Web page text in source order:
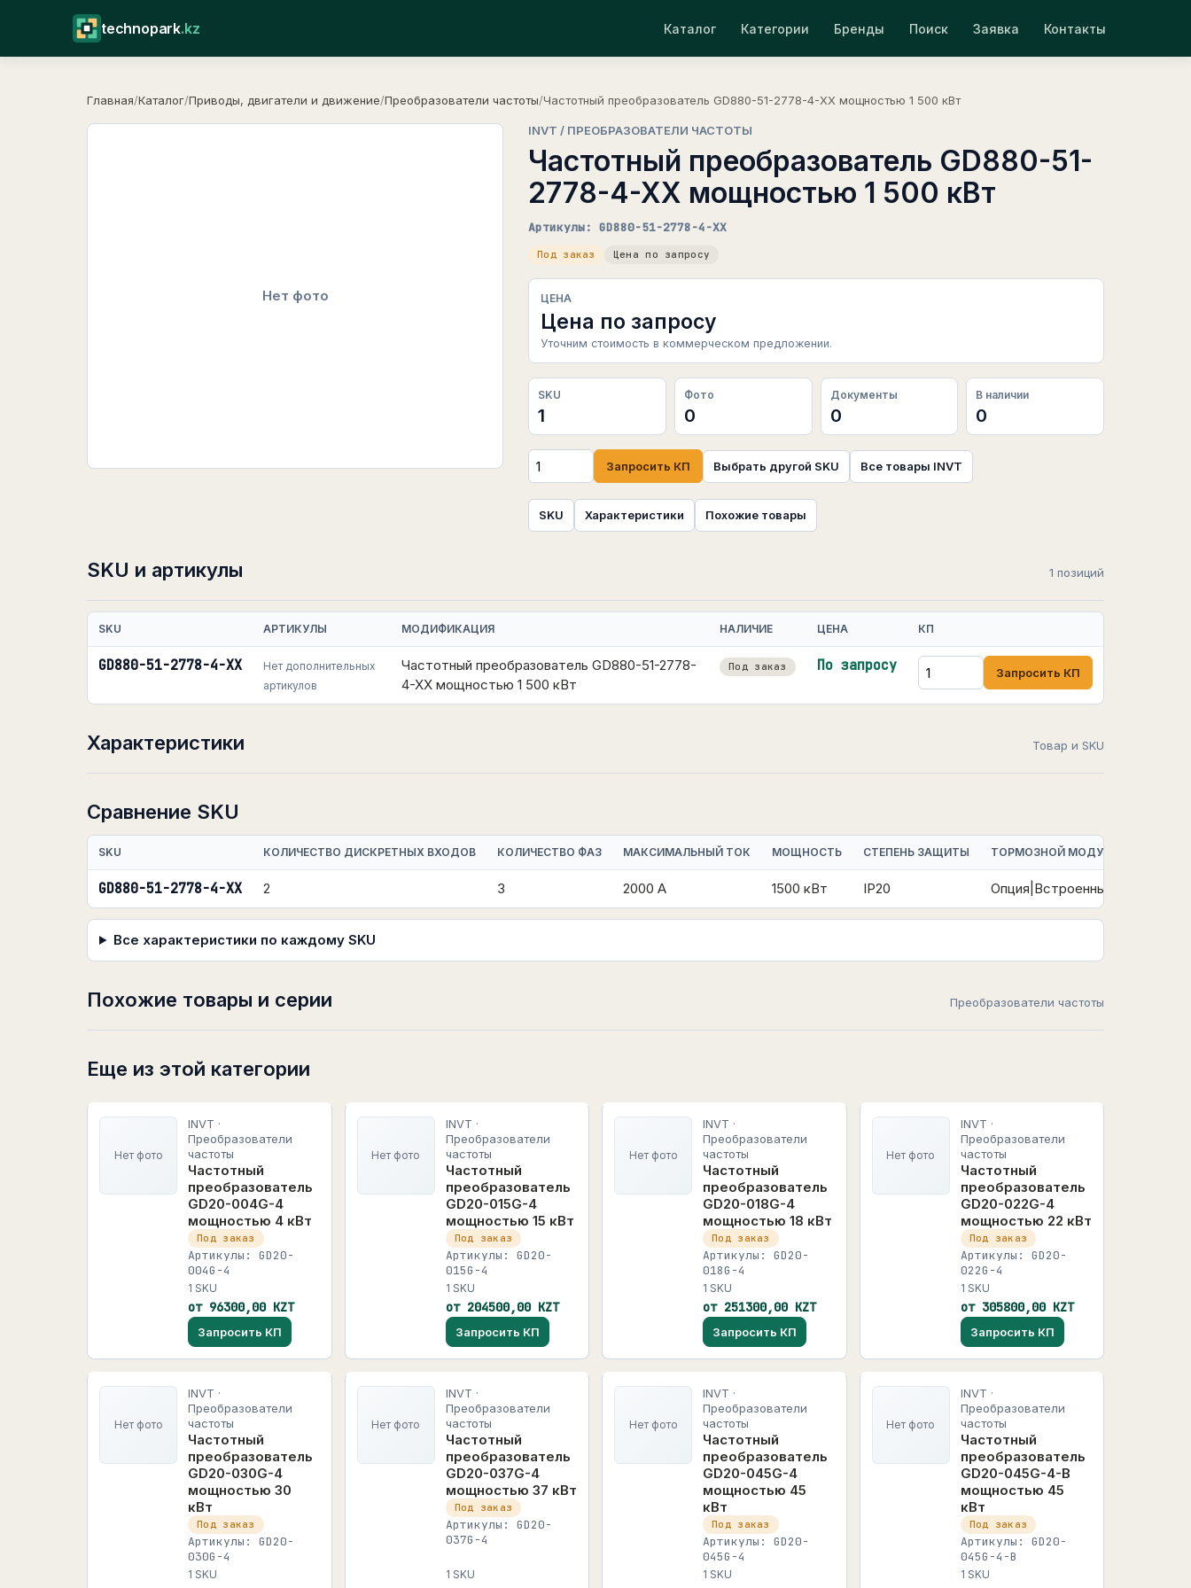
technopark.kz Каталог Категории Бренды Поиск Заявка Контакты
Главная/Каталог/Приводы, двигатели и движение/Преобразователи частоты/Частотный преобразователь GD880-51-2778-4-XX мощностью 1 500 кВт
Нет фото
INVT / ПРЕОБРАЗОВАТЕЛИ ЧАСТОТЫ
Частотный преобразователь GD880-51-
2778-4-XX мощностью 1 500 кВт
Артикулы: GD880-51-2778-4-XX
Под заказ Цена по запросу
ЦЕНА
Цена по запросу
Уточним стоимость в коммерческом предложении.
SKU
1
Фото
0
Документы
0
В наличии
0
Запросить КП Выбрать другой SKU Все товары INVT
SKU Характеристики Похожие товары
SKU и артикулы 1 позиций
SKU АРТИКУЛЫ МОДИФИКАЦИЯ НАЛИЧИЕ ЦЕНА КП
GD880-51-2778-4-XX
Нет дополнительных
артикулов
Частотный преобразователь GD880-51-2778-
4-XX мощностью 1 500 кВт
Под заказ По запросу Запросить КП
Характеристики Товар и SKU
Сравнение SKU
SKU КОЛИЧЕСТВО ДИСКРЕТНЫХ ВХОДОВ КОЛИЧЕСТВО ФАЗ МАКСИМАЛЬНЫЙ ТОК МОЩНОСТЬ СТЕПЕНЬ ЗАЩИТЫ ТОРМОЗНОЙ МОДУЛЬ
GD880-51-2778-4-XX 2 3 2000 А 1500 кВт IP20 Опция|Встроенный
Все характеристики по каждому SKU
Похожие товары и серии Преобразователи частоты
Еще из этой категории
Нет фото
INVT ·
Преобразователи
частоты
Частотный
преобразователь
GD20-004G-4
мощностью 4 кВт
Под заказ
Артикулы: GD20-
004G-4
1 SKU
от 96300,00 KZT
Запросить КП
Нет фото
INVT ·
Преобразователи
частоты
Частотный
преобразователь
GD20-015G-4
мощностью 15 кВт
Под заказ
Артикулы: GD20-
015G-4
1 SKU
от 204500,00 KZT
Запросить КП
Нет фото
INVT ·
Преобразователи
частоты
Частотный
преобразователь
GD20-018G-4
мощностью 18 кВт
Под заказ
Артикулы: GD20-
018G-4
1 SKU
от 251300,00 KZT
Запросить КП
Нет фото
INVT ·
Преобразователи
частоты
Частотный
преобразователь
GD20-022G-4
мощностью 22 кВт
Под заказ
Артикулы: GD20-
022G-4
1 SKU
от 305800,00 KZT
Запросить КП
Нет фото
INVT ·
Преобразователи
частоты
Частотный
преобразователь
GD20-030G-4
мощностью 30
кВт
Под заказ
Артикулы: GD20-
030G-4
1 SKU
Нет фото
INVT ·
Преобразователи
частоты
Частотный
преобразователь
GD20-037G-4
мощностью 37 кВт
Под заказ
Артикулы: GD20-
037G-4
1 SKU
Нет фото
INVT ·
Преобразователи
частоты
Частотный
преобразователь
GD20-045G-4
мощностью 45
кВт
Под заказ
Артикулы: GD20-
045G-4
1 SKU
Нет фото
INVT ·
Преобразователи
частоты
Частотный
преобразователь
GD20-045G-4-B
мощностью 45
кВт
Под заказ
Артикулы: GD20-
045G-4-B
1 SKU